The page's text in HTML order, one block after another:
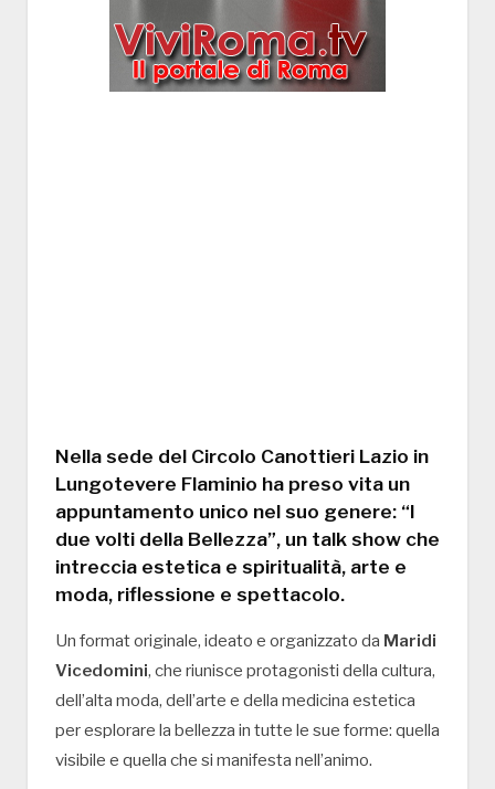
Nella sede del Circolo Canottieri Lazio in
Lungotevere Flaminio ha preso vita un
appuntamento unico nel suo genere: “I
due volti della Bellezza”, un talk show che
intreccia estetica e spiritualità, arte e
moda, riflessione e spettacolo.
Un format originale, ideato e organizzato da Maridi
Vicedomini, che riunisce protagonisti della cultura,
dell’alta moda, dell’arte e della medicina estetica
per esplorare la bellezza in tutte le sue forme: quella
visibile e quella che si manifesta nell’animo.